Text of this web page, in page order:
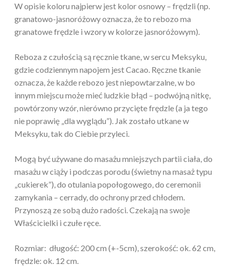
W opisie koloru najpierw jest kolor osnowy – frędzli (np.
granatowo-jasnoróżowy oznacza, że to rebozo ma
granatowe frędzle i wzory w kolorze jasnoróżowym).
Reboza z czułością są ręcznie tkane, w sercu Meksyku,
gdzie codziennym napojem jest Cacao. Ręczne tkanie
oznacza, że każde rebozo jest niepowtarzalne, w bo
innym miejscu może mieć ludzkie błąd – podwójną nitkę,
powtórzony wzór, nierówno przycięte frędzle (a ja tego
nie poprawię „dla wyglądu”). Jak zostało utkane w
Meksyku, tak do Ciebie przyleci.
Mogą być używane do masażu mniejszych partii ciała, do
masażu w ciąży i podczas porodu (świetny na masaż typu
„cukierek”), do otulania popołogowego, do ceremonii
zamykania – cerrady, do ochrony przed chłodem.
Przynoszą ze sobą dużo radości. Czekają na swoje
Właścicielki i czułe ręce.
Rozmiar: długość: 200 cm (+-5cm), szerokość: ok. 62 cm,
frędzle: ok. 12 cm.